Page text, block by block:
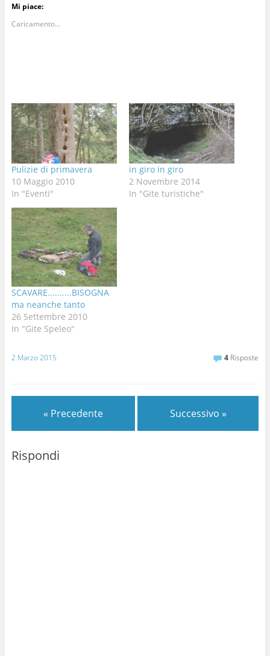
Mi piace:
Caricamento...
Pulizie di primavera
10 Maggio 2010
In "Eventi"
in giro in giro
2 Novembre 2014
In "Gite turistiche"
SCAVARE..........BISOGNA
ma neanche tanto
26 Settembre 2010
In "Gite Speleo"
2 Marzo 2015 4 Risposte
« Precedente Successivo »
Rispondi